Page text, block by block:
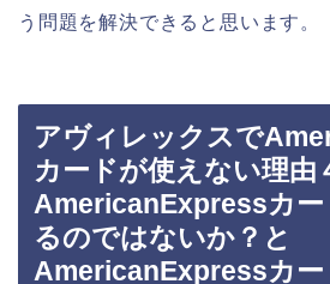
う問題を解決できると思います。
アヴィレックスで
カードが使えない理由
AmericanExpressカー
るのではないか？と
AmericanExpressカー